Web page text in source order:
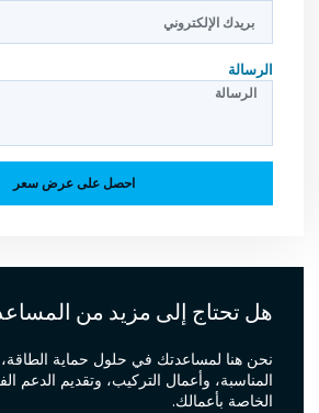
الرسالة
احصل على عرض سعر
هل تحتاج إلى مزيد من
نحن هنا لمساعدتك في حلول حماية الطاقة،
المناسبة، وأعمال التركيب، وتقديم الدعم
الخاصة بأعمالك.